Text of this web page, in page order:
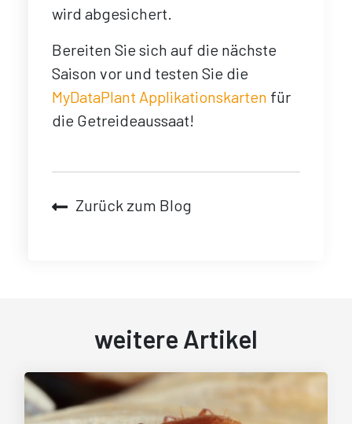
wird abgesichert.
Bereiten Sie sich auf die nächste
Saison vor und testen Sie die
MyDataPlant Applikationskarten für
die Getreideaussaat!
Zurück zum Blog
weitere Artikel